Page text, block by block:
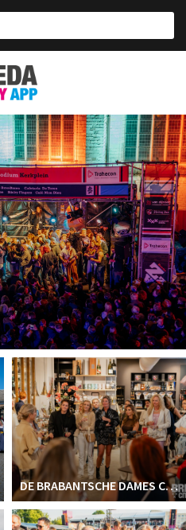
Breda
City
App
DE BRABANTSCHE DAMES CLUB